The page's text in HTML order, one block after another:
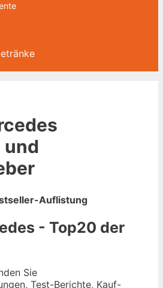
und
Auflistung
- Top20 der
Sie
Test-Berichte, Kauf-